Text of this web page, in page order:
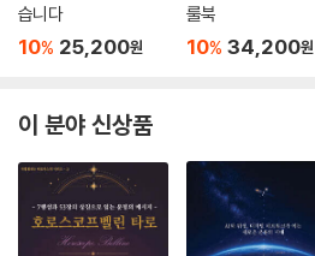
습니다
10% 25,200원
룰북
10% 34,200원
이 분야 신상품